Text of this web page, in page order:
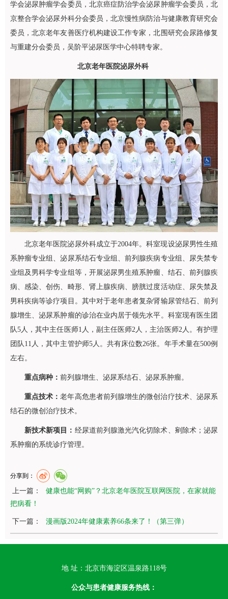
学会泌尿肿瘤学会委员，北京癌症防治学会泌尿肿瘤学会委员，北
京整合学会泌尿外科分会委员，北京慢性病防治与健康教育研究会
委员，北京老年友善医疗机构建设工作专家，北围研究会尿路修复
与重建分会委员，吴阶平泌尿医学中心特聘专家。
北京老年医院泌尿外科
北京老年医院泌尿外科成立于2004年。科室现设泌尿男性生殖
系肿瘤专业组、泌尿系结石专业组、前列腺疾病专业组、尿失禁专
业组及男科学专业组等，开展泌尿男生殖系肿瘤、结石、前列腺疾
病、感染、创伤、畸形、肾上腺疾病、膀胱过度活动症、尿失禁及
男科疾病等诊疗项目。其中对于老年患者复杂肾输尿管结石、前列
腺增生、泌尿系肿瘤的诊治在业内居于领先水平。科室现有医生团
队5人，其中主任医师1人，副主任医师2人，主治医师2人。有护理
团队11人，其中主管护师5人。共有床位数26张。年手术量在500例
左右。
重点病种： 前列腺增生、泌尿系结石、泌尿系肿瘤。
重点技术：老年高危患者前列腺增生的微创治疗技术、泌尿系
结石的微创治疗技术。
新技术新项目： 经尿道前列腺激光汽化切除术、剜除术；泌尿
系肿瘤的系统诊疗管理。
分享到：
上一篇：
健康也能“网购”？北京老年医院互联网医院，在家就能
把病看！
下一篇： 漫画版2024年健康素养66条来了！（第三弹）
地 址：北京市海淀区温泉路118号
公众与患者健康服务热线：